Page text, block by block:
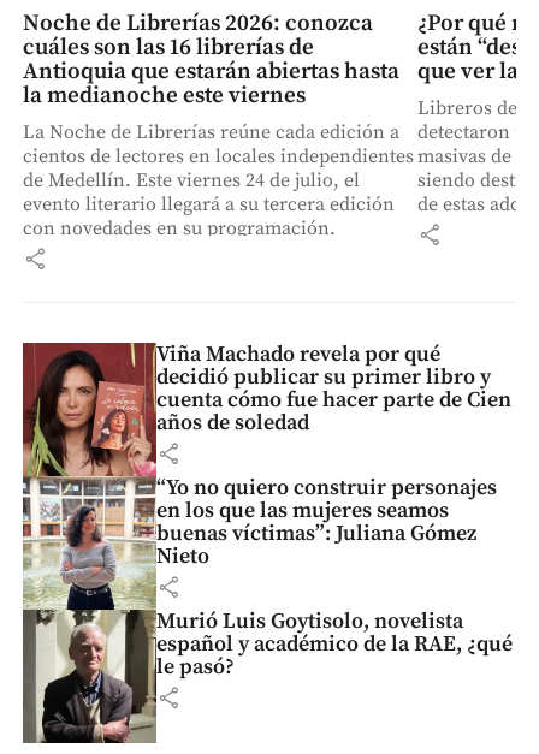
Noche de Librerías 2026: conozca
cuáles son las 16 librerías de
Antioquia que estarán abiertas hasta
la medianoche este viernes
La Noche de Librerías reúne cada edición a
cientos de lectores en locales independientes
de Medellín. Este viernes 24 de julio, el
evento literario llegará a su tercera edición
con novedades en su programación.
share
¿Por qué
están
que ver las
Libreros de
detectaron
masivas de
siendo
de estas
inteligencia
sus
share
Viña Machado revela por qué
decidió publicar su primer libro y
cuenta cómo fue hacer parte de Cien
años de soledad
share
“Yo no quiero construir personajes
en los que las mujeres seamos
buenas víctimas”: Juliana Gómez
Nieto
share
Murió Luis Goytisolo, novelista
español y académico de la RAE, ¿qué
le pasó?
share